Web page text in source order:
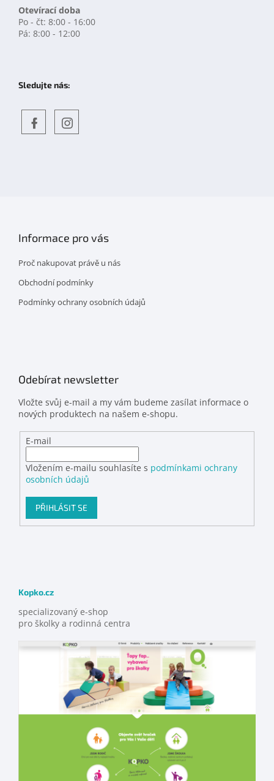
Otevírací doba
Po - čt: 8:00 - 16:00
Pá: 8:00 - 12:00
Sledujte nás:
Informace pro vás
Proč nakupovat právě u nás
Obchodní podmínky
Podmínky ochrany osobních údajů
Odebírat newsletter
Vložte svůj e-mail a my vám budeme zasílat informace o
nových produktech na našem e-shopu.
E-mail
Vložením e-mailu souhlasíte s podmínkami ochrany
osobních údajů
PŘIHLÁSIT SE
Kopko.cz
specializovaný e-shop
pro školky a rodinná centra